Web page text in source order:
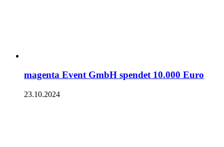
magenta Event GmbH spendet 10.000 Euro
23.10.2024